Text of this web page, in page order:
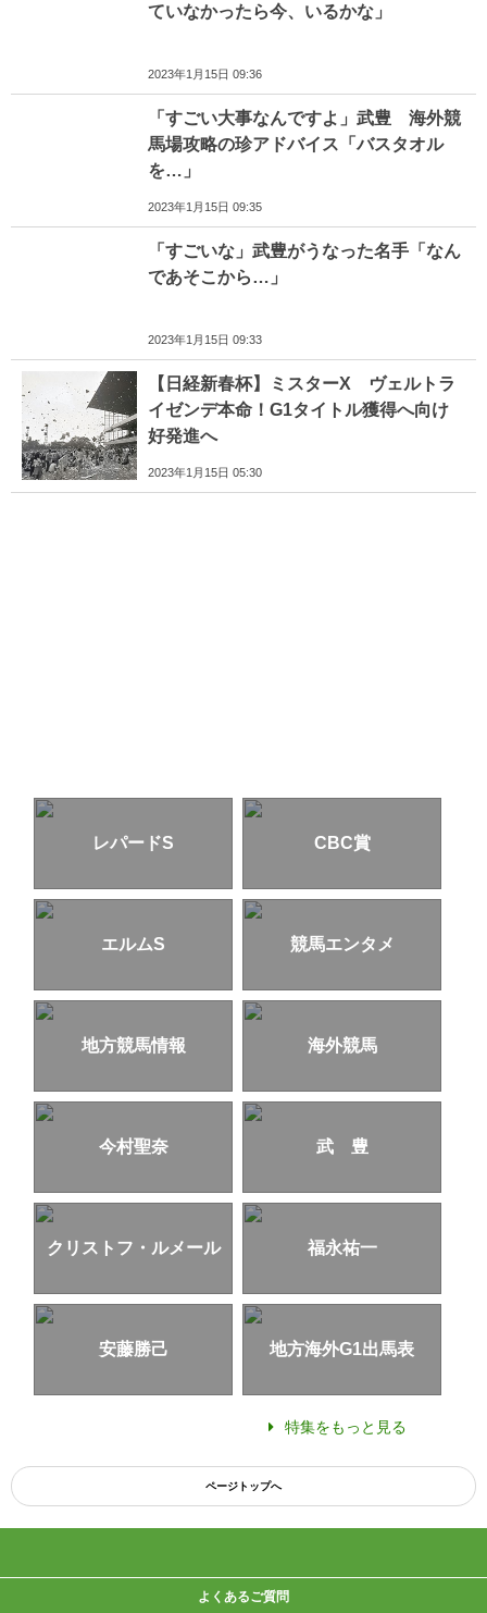
ていなかったら今、いるかな」
2023年1月15日 09:36
「すごい大事なんですよ」武豊 海外競
馬場攻略の珍アドバイス「バスタオル
を…」
2023年1月15日 09:35
「すごいな」武豊がうなった名手「なん
であそこから…」
2023年1月15日 09:33
【日経新春杯】ミスターX ヴェルトラ
イゼンデ本命！G1タイトル獲得へ向け
好発進へ
2023年1月15日 05:30
レパードS CBC賞
エルムS 競馬エンタメ
地方競馬情報 海外競馬
今村聖奈 武 豊
クリストフ・ルメール 福永祐一
安藤勝己 地方海外G1出馬表
特集をもっと見る
ページトップへ
よくあるご質問